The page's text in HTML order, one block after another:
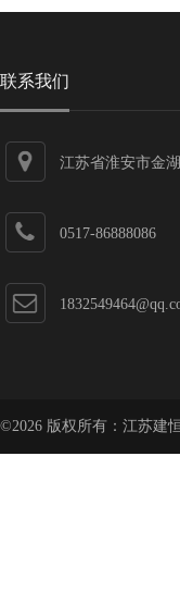
联系我们
江苏省淮安市金
0517-86888086
©2026 版权所有：江苏建